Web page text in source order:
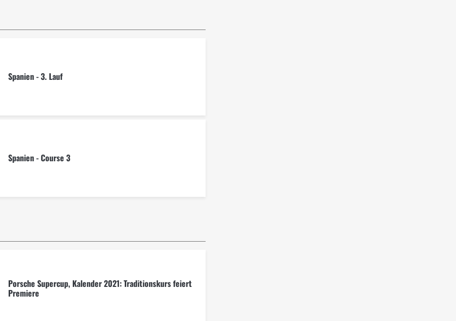
Spanien - 3. Lauf
Spanien - Course 3
Porsche Supercup, Kalender 2021: Traditionskurs feiert
Premiere